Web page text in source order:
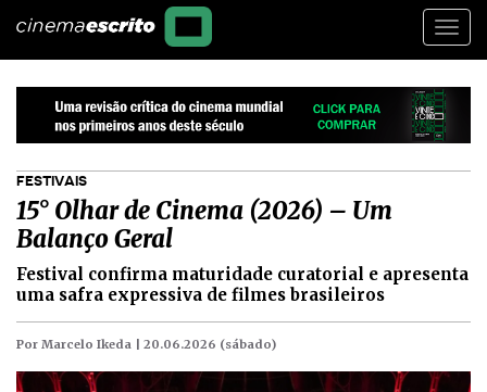
FESTIVAIS
15° Olhar de Cinema (2026) – Um
Balanço Geral
Festival confirma maturidade curatorial e apresenta
uma safra expressiva de filmes brasileiros
Por Marcelo Ikeda | 20.06.2026 (sábado)